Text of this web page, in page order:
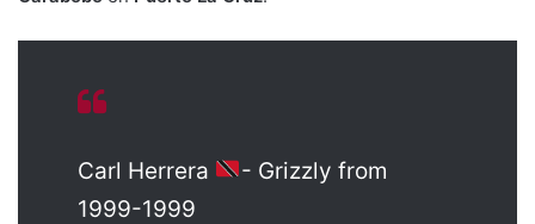
Carl Herrera
- Grizzly from
1999-1999